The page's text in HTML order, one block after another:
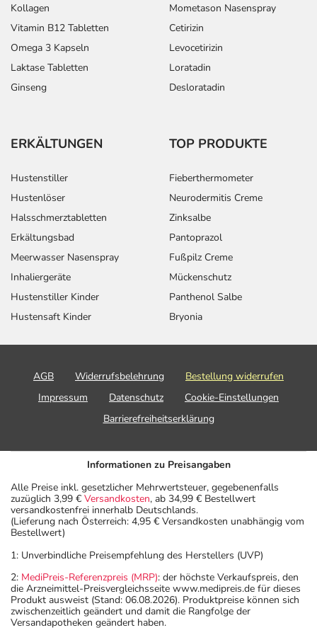
Kollagen
Vitamin B12 Tabletten
Omega 3 Kapseln
Laktase Tabletten
Ginseng
Mometason Nasenspray
Cetirizin
Levocetirizin
Loratadin
Desloratadin
ERKÄLTUNGEN
Hustenstiller
Hustenlöser
Halsschmerztabletten
Erkältungsbad
Meerwasser Nasenspray
Inhaliergeräte
Hustenstiller Kinder
Hustensaft Kinder
TOP PRODUKTE
Fieberthermometer
Neurodermitis Creme
Zinksalbe
Pantoprazol
Fußpilz Creme
Mückenschutz
Panthenol Salbe
Bryonia
AGB Widerrufsbelehrung
Bestellung widerrufen
Impressum
Datenschutz
Cookie-Einstellungen
Barrierefreiheitserklärung
Informationen zu Preisangaben
Alle Preise inkl. gesetzlicher Mehrwertsteuer, gegebenenfalls
zuzüglich 3,99 € Versandkosten, ab 34,99 € Bestellwert
versandkostenfrei innerhalb Deutschlands.
(Lieferung nach Österreich: 4,95 € Versandkosten unabhängig vom
Bestellwert)
1: Unverbindliche Preisempfehlung des Herstellers (UVP)
2: MediPreis-Referenzpreis (MRP): der höchste Verkaufspreis, den
die Arzneimittel-Preisvergleichsseite www.medipreis.de für dieses
Produkt ausweist (Stand: 06.08.2026). Produktpreise können sich
zwischenzeitlich geändert und damit die Rangfolge der
Versandapotheken geändert haben.